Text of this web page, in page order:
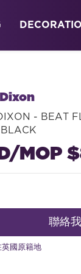
- BEAT
MOP
聯絡
英國原籍地